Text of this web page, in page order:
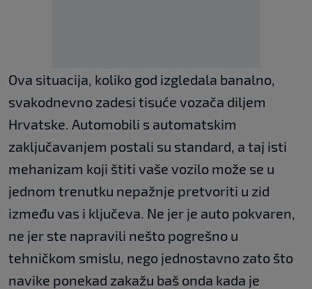
Ova situacija, koliko god izgledala banalno,
svakodnevno zadesi tisuće vozača diljem
Hrvatske. Automobili s automatskim
zaključavanjem postali su standard, a taj isti
mehanizam koji štiti vaše vozilo može se u
jednom trenutku nepažnje pretvoriti u zid
između vas i ključeva. Ne jer je auto pokvaren,
ne jer ste napravili nešto pogrešno u
tehničkom smislu, nego jednostavno zato što
navike ponekad zakažu baš onda kada je